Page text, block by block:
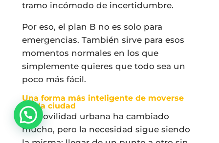
tramo incómodo de incertidumbre.
Por eso, el plan B no es solo para
emergencias. También sirve para esos
momentos normales en los que
simplemente quieres que todo sea un
poco más fácil.
Una forma más inteligente de moverse
por la ciudad
La movilidad urbana ha cambiado
mucho, pero la necesidad sigue siendo